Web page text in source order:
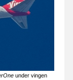
under vingen